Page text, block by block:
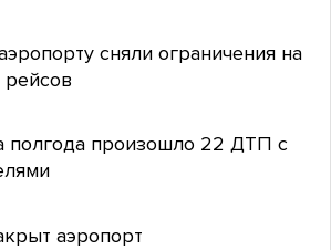
сняли ограничения на
полгода произошло 22 ДТП с
аэропорт